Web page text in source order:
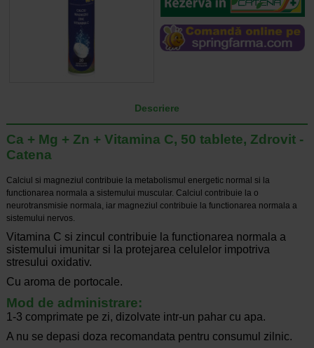
Descriere
Ca + Mg + Zn + Vitamina C, 50 tablete, Zdrovit -
Catena
Calciul si magneziul contribuie la metabolismul energetic normal si la
functionarea normala a sistemului muscular. Calciul contribuie la o
neurotransmisie normala, iar magneziul contribuie la functionarea normala a
sistemului nervos.
Vitamina C si zincul contribuie la functionarea normala a
sistemului imunitar si la protejarea celulelor impotriva
stresului oxidativ.
Cu aroma de portocale.
Mod de administrare:
1-3 comprimate pe zi, dizolvate intr-un pahar cu apa.
A nu se depasi doza recomandata pentru consumul zilnic.